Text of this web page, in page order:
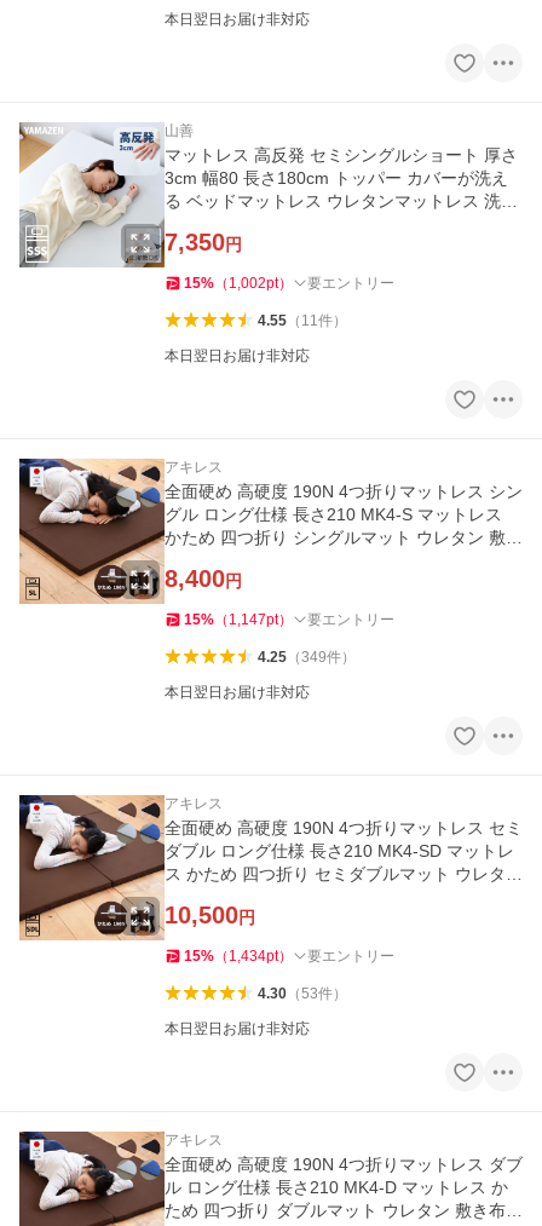
本日翌日お届け非対応
山善
マットレス 高反発 セミシングルショート 厚さ
3cm 幅80 長さ180cm トッパー カバーが洗え
る ベッドマットレス ウレタンマットレス 洗え
7,350円
15% （ 1,002pt） 要エントリー
4.55（ 11 件）
本日翌日お届け非対応
アキレス
全面硬め 高硬度 190N 4つ折りマットレス シン
グル ロング仕様 長さ210 MK4-S マットレス
かため 四つ折り シングルマット ウレタン 敷き
8,400円
15% （ 1,147pt） 要エントリー
4.25（349件）
本日翌日お届け非対応
アキレス
全面硬め 高硬度 190N 4つ折りマットレス セミ
ダブル ロング仕様 長さ210 MK4-SD マットレ
ス かため 四つ折り セミダブルマット ウレタン
10,500円
15% （ 1,434pt） 要エントリー
4.30（53件）
本日翌日お届け非対応
アキレス
全面硬め 高硬度 190N 4つ折りマットレス ダブ
ル ロング仕様 長さ210 MK4-D マットレス か
ため 四つ折り ダブルマット ウレタン 敷き布団